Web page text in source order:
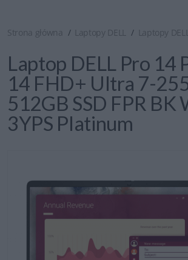
Strona główna Laptopy DELL Laptopy
Laptop DELL Pro 14
14 FHD+ Ultra 7-
512GB SSD FPR BK
3YPS Platinum